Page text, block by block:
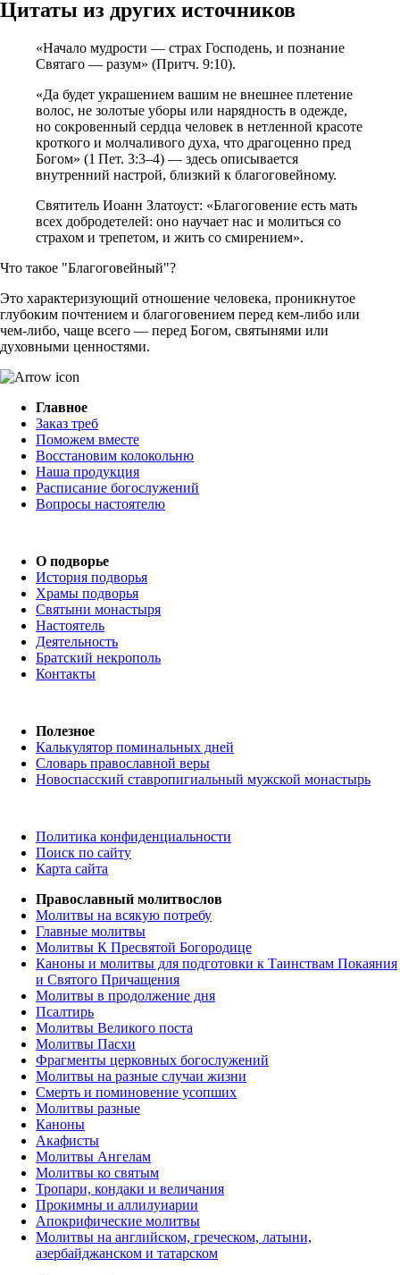
Цитаты из других источников
«Начало мудрости — страх Господень, и познание
Святаго — разум» (Притч. 9:10).
«Да будет украшением вашим не внешнее плетение
волос, не золотые уборы или нарядность в одежде,
но сокровенный сердца человек в нетленной красоте
кроткого и молчаливого духа, что драгоценно пред
Богом» (1 Пет. 3:3–4) — здесь описывается
внутренний настрой, близкий к благоговейному.
Святитель Иоанн Златоуст: «Благоговение есть мать
всех добродетелей: оно научает нас и молиться со
страхом и трепетом, и жить со смирением».
Что такое "Благоговейный"?
Это характеризующий отношение человека, проникнутое
глубоким почтением и благоговением перед кем‑либо или
чем‑либо, чаще всего — перед Богом, святынями или
духовными ценностями.
Главное
Заказ треб
Поможем вместе
Восстановим колокольню
Наша продукция
Расписание богослужений
Вопросы настоятелю
О подворье
История подворья
Храмы подворья
Святыни монастыря
Настоятель
Деятельность
Братский некрополь
Контакты
Полезное
Калькулятор поминальных дней
Словарь православной веры
Новоспасский ставропигиальный мужской монастырь
Политика конфиденциальности
Поиск по сайту
Карта сайта
Православный молитвослов
Молитвы на всякую потребу
Главные молитвы
Молитвы К Пресвятой Богородице
Каноны и молитвы для подготовки к Таинствам Покаяния
и Святого Причащения
Молитвы в продолжение дня
Псалтирь
Молитвы Великого поста
Молитвы Пасхи
Фрагменты церковных богослужений
Молитвы на разные случаи жизни
Смерть и поминовение усопших
Молитвы разные
Каноны
Акафисты
Молитвы Ангелам
Молитвы ко святым
Тропари, кондаки и величания
Прокимны и аллилуиарии
Апокрифические молитвы
Молитвы на английском, греческом, латыни,
азербайджанском и татарском